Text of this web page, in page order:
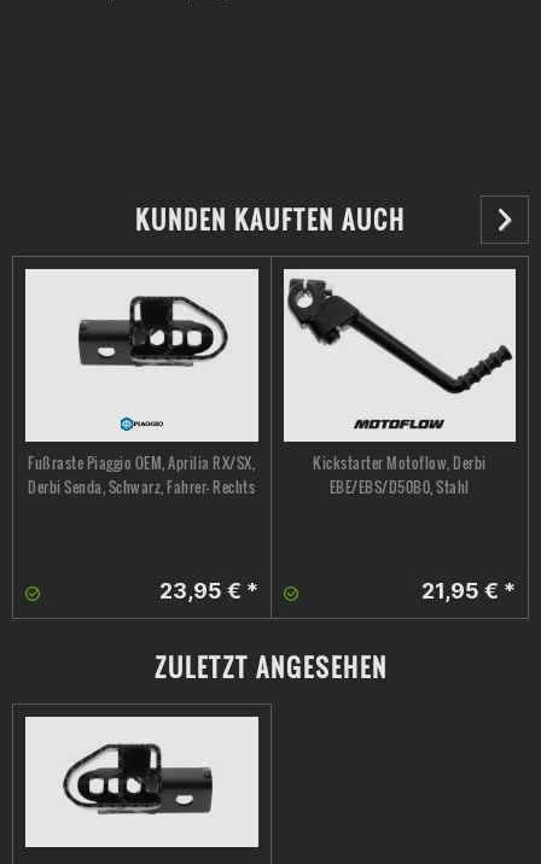
KUNDEN KAUFTEN AUCH
Fußraste Piaggio OEM, Aprilia RX/SX,
Derbi Senda, Schwarz, Fahrer- Rechts
23,95 € *
Kickstarter Motoflow, Derbi
EBE/EBS/D50B0, Stahl
21,95 € *
ZULETZT ANGESEHEN